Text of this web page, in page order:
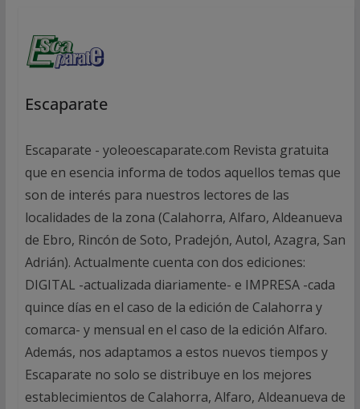
Escaparate
Escaparate - yoleoescaparate.com Revista gratuita
que en esencia informa de todos aquellos temas que
son de interés para nuestros lectores de las
localidades de la zona (Calahorra, Alfaro, Aldeanueva
de Ebro, Rincón de Soto, Pradejón, Autol, Azagra, San
Adrián). Actualmente cuenta con dos ediciones:
DIGITAL -actualizada diariamente- e IMPRESA -cada
quince días en el caso de la edición de Calahorra y
comarca- y mensual en el caso de la edición Alfaro.
Además, nos adaptamos a estos nuevos tiempos y
Escaparate no solo se distribuye en los mejores
establecimientos de Calahorra, Alfaro, Aldeanueva de